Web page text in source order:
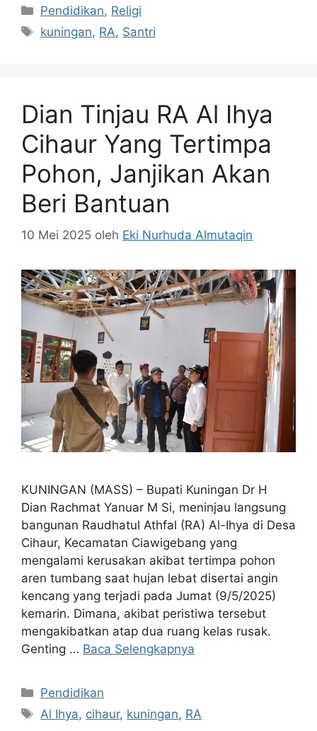
Kategori
Pendidikan, Religi
Tag
kuningan, RA, Santri
Dian Tinjau RA Al Ihya
Cihaur Yang Tertimpa
Pohon, Janjikan Akan
Beri Bantuan
10 Mei 2025 oleh Eki Nurhuda Almutaqin
KUNINGAN (MASS) – Bupati Kuningan Dr H
Dian Rachmat Yanuar M Si, meninjau langsung
bangunan Raudhatul Athfal (RA) Al-Ihya di Desa
Cihaur, Kecamatan Ciawigebang yang
mengalami kerusakan akibat tertimpa pohon
aren tumbang saat hujan lebat disertai angin
kencang yang terjadi pada Jumat (9/5/2025)
kemarin. Dimana, akibat peristiwa tersebut
mengakibatkan atap dua ruang kelas rusak.
Genting … Baca Selengkapnya
Kategori
Pendidikan
Tag
Al Ihya, cihaur, kuningan, RA